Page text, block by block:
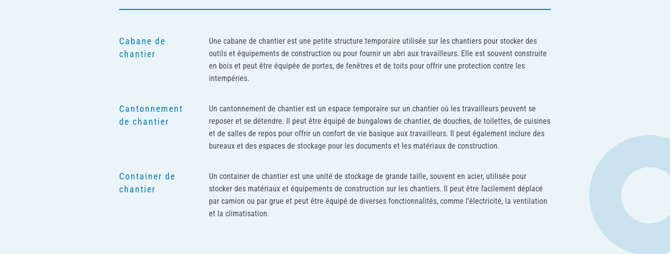
Cabane de
chantier
Une cabane de chantier est une petite structure temporaire utilisée sur les chantiers pour stocker des
outils et équipements de construction ou pour fournir un abri aux travailleurs. Elle est souvent construite
en bois et peut être équipée de portes, de fenêtres et de toits pour offrir une protection contre les
intempéries.
Cantonnement
de chantier
Un cantonnement de chantier est un espace temporaire sur un chantier où les travailleurs peuvent se
reposer et se détendre. Il peut être équipé de bungalows de chantier, de douches, de toilettes, de cuisines
et de salles de repos pour offrir un confort de vie basique aux travailleurs. Il peut également inclure des
bureaux et des espaces de stockage pour les documents et les matériaux de construction.
Container de
chantier
Un container de chantier est une unité de stockage de grande taille, souvent en acier, utilisée pour
stocker des matériaux et équipements de construction sur les chantiers. Il peut être facilement déplacé
par camion ou par grue et peut être équipé de diverses fonctionnalités, comme l’électricité, la ventilation
et la climatisation.